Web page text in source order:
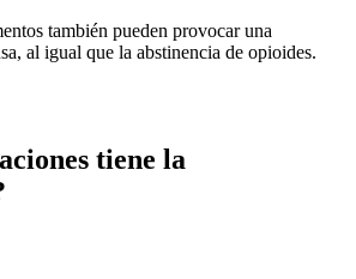
también pueden provocar una
al igual que la abstinencia de opioides.
tiene la